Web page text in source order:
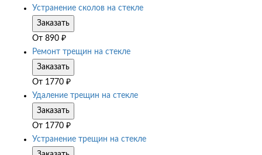
Устранение сколов на стекле
Заказать
От 890 ₽
Ремонт трещин на стекле
Заказать
От 1770 ₽
Удаление трещин на стекле
Заказать
От 1770 ₽
Устранение трещин на стекле